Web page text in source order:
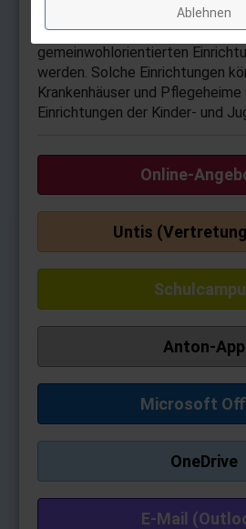
jedoch mindestens 6 und
soll als praktische Hilfstätigkeit
gemeinwohlorientierten
werden. Solche Ein­rich­tungen
Krankenhäuser und Pflegeheime
Einrichtungen der Kinder- und
Online-
Untis
Anton-App
Microsoft
OneDrive
E-Mail
Ablehnen